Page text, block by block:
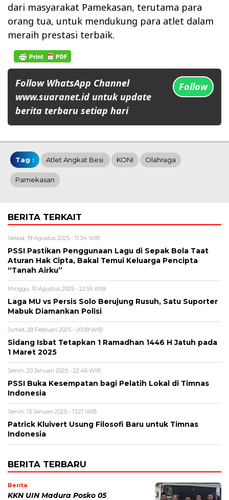
dari masyarakat Pamekasan, terutama para
orang tua, untuk mendukung para atlet dalam
meraih prestasi terbaik.
Follow WhatsApp Channel
www.suaranet.id untuk update
berita terbaru setiap hari
Follow
Tag : Atlet Angkat Besi. KONI Olahraga
Pamekasan
BERITA TERKAIT
Selasa, 19 Agustus 2025 - 11:34 WIB
PSSI Pastikan Penggunaan Lagu di Sepak Bola Taat
Aturan Hak Cipta, Bakal Temui Keluarga Pencipta
“Tanah Airku”
Minggu, 10 Agustus 2025 - 22:55 WIB
Laga MU vs Persis Solo Berujung Rusuh, Satu Suporter
Mabuk Diamankan Polisi
Jumat, 28 Februari 2025 - 20:09 WIB
Sidang Isbat Tetapkan 1 Ramadhan 1446 H Jatuh pada
1 Maret 2025
Senin, 20 Januari 2025 - 22:46 WIB
PSSI Buka Kesempatan bagi Pelatih Lokal di Timnas
Indonesia
Senin, 13 Januari 2025 - 13:21 WIB
Patrick Kluivert Usung Filosofi Baru untuk Timnas
Indonesia
BERITA TERBARU
Berita
KKN UIN Madura Posko 05